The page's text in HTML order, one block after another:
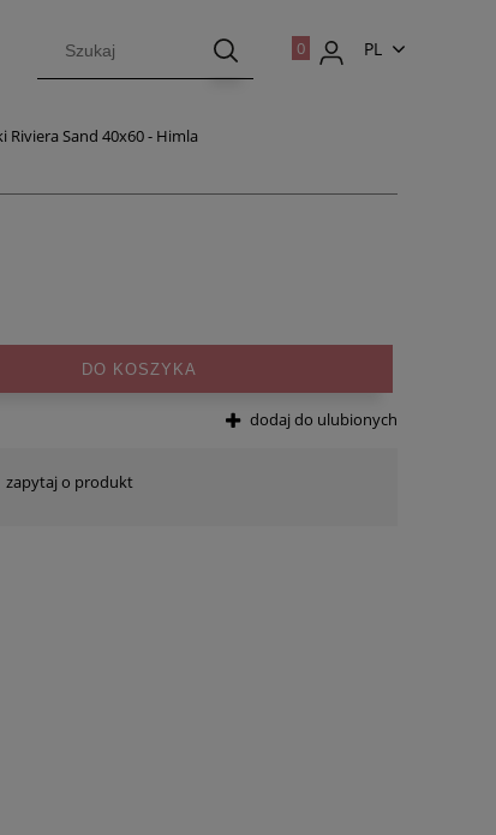
PL
Riviera Sand 40x60 - Himla
DO KOSZYKA
dodaj do ulubionych
zapytaj o produkt